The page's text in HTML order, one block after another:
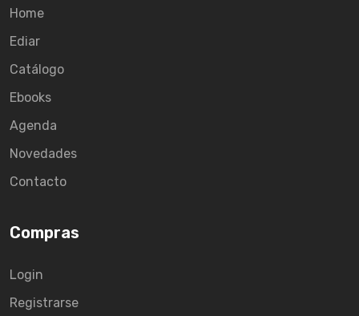
Home
Ediar
Catálogo
Ebooks
Agenda
Novedades
Contacto
Compras
Login
Registrarse